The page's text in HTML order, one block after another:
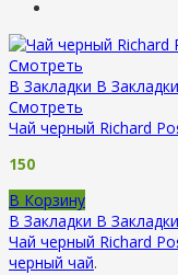
Смотреть
В Закладки В Закладки
Смотреть
Чай черный Richard
150
В Корзину
В Закладки В Закладки
Чай черный Richard
черный чай.